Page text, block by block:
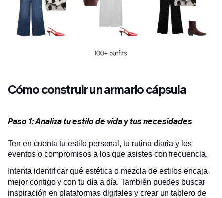
Cómo construir un armario cápsula
Paso 1: Analiza tu estilo de vida y tus necesidades
Ten en cuenta tu estilo personal, tu rutina diaria y los
eventos o compromisos a los que asistes con frecuencia.
Intenta identificar qué estética o mezcla de estilos encaja
mejor contigo y con tu día a día. También puedes buscar
inspiración en plataformas digitales y crear un tablero de